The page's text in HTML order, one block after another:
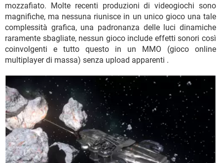
mozzafiato. Molte recenti produzioni di videogiochi sono
magnifiche, ma nessuna riunisce in un unico gioco una tale
complessità grafica, una padronanza delle luci dinamiche
raramente sbagliate, nessun gioco include effetti sonori così
coinvolgenti e tutto questo in un MMO (gioco online
multiplayer di massa) senza upload apparenti .